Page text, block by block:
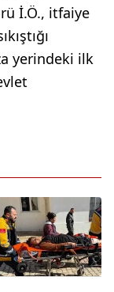
İ.Ö., itfaiye
yerindeki ilk